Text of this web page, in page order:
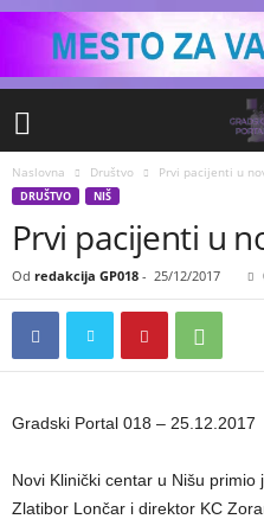
Naslovna Društvo Prvi pacijenti u
DRUŠTVO NIŠ
Prvi pacijenti u
Od redakcija GP018 - 25/12/2017
Gradski Portal 018 – 25.12.2017
Novi Klinički centar u Nišu
Zlatibor Lončar i direktor KC